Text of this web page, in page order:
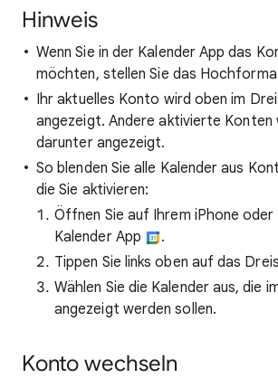
Hinweis
Wenn Sie in der Kalender App das
möchten, stellen Sie das
Ihr aktuelles Konto wird oben im
angezeigt. Andere aktivierte Konten
darunter angezeigt.
So blenden Sie alle Kalender aus
die Sie aktivieren:
Öffnen Sie auf Ihrem iPhone oder
Kalender App
.
Tippen Sie links oben auf das
Wählen Sie die Kalender aus, die
angezeigt werden sollen.
Konto wechseln